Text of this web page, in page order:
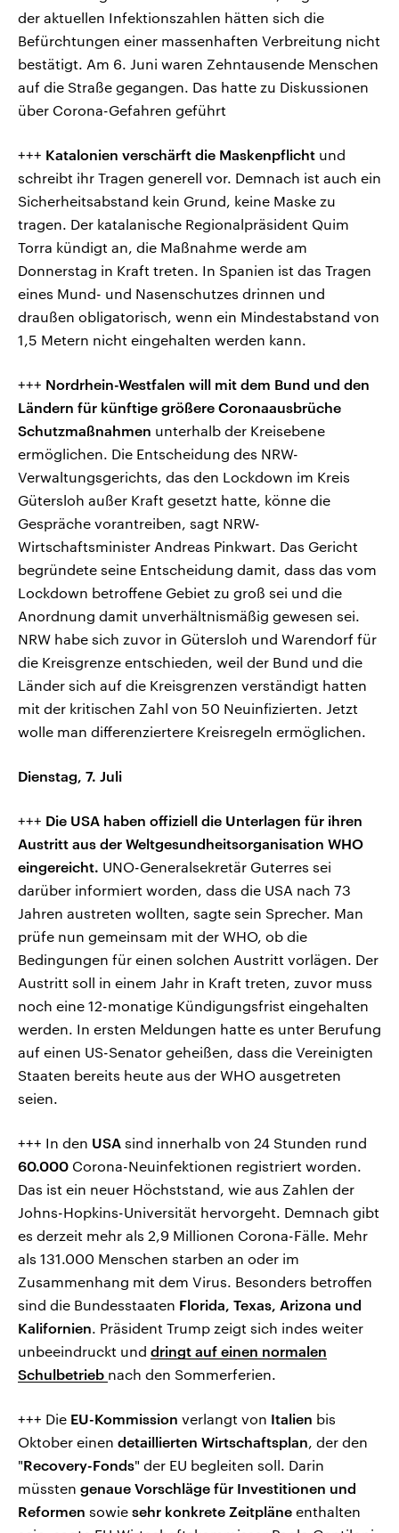
der aktuellen Infektionszahlen hätten sich die
Befürchtungen einer massenhaften Verbreitung nicht
bestätigt. Am 6. Juni waren Zehntausende Menschen
auf die Straße gegangen. Das hatte zu Diskussionen
über Corona-Gefahren geführt
+++ Katalonien verschärft die Maskenpflicht und
schreibt ihr Tragen generell vor. Demnach ist auch ein
Sicherheitsabstand kein Grund, keine Maske zu
tragen. Der katalanische Regionalpräsident Quim
Torra kündigt an, die Maßnahme werde am
Donnerstag in Kraft treten. In Spanien ist das Tragen
eines Mund- und Nasenschutzes drinnen und
draußen obligatorisch, wenn ein Mindestabstand von
1,5 Metern nicht eingehalten werden kann.
+++ Nordrhein-Westfalen will mit dem Bund und den
Ländern für künftige größere Coronaausbrüche
Schutzmaßnahmen unterhalb der Kreisebene
ermöglichen. Die Entscheidung des NRW-
Verwaltungsgerichts, das den Lockdown im Kreis
Gütersloh außer Kraft gesetzt hatte, könne die
Gespräche vorantreiben, sagt NRW-
Wirtschaftsminister Andreas Pinkwart. Das Gericht
begründete seine Entscheidung damit, dass das vom
Lockdown betroffene Gebiet zu groß sei und die
Anordnung damit unverhältnismäßig gewesen sei.
NRW habe sich zuvor in Gütersloh und Warendorf für
die Kreisgrenze entschieden, weil der Bund und die
Länder sich auf die Kreisgrenzen verständigt hatten
mit der kritischen Zahl von 50 Neuinfizierten. Jetzt
wolle man differenziertere Kreisregeln ermöglichen.
Dienstag, 7. Juli
+++ Die USA haben offiziell die Unterlagen für ihren
Austritt aus der Weltgesundheitsorganisation WHO
eingereicht. UNO-Generalsekretär Guterres sei
darüber informiert worden, dass die USA nach 73
Jahren austreten wollten, sagte sein Sprecher. Man
prüfe nun gemeinsam mit der WHO, ob die
Bedingungen für einen solchen Austritt vorlägen. Der
Austritt soll in einem Jahr in Kraft treten, zuvor muss
noch eine 12-monatige Kündigungsfrist eingehalten
werden. In ersten Meldungen hatte es unter Berufung
auf einen US-Senator geheißen, dass die Vereinigten
Staaten bereits heute aus der WHO ausgetreten
seien.
+++ In den USA sind innerhalb von 24 Stunden rund
60.000 Corona-Neuinfektionen registriert worden.
Das ist ein neuer Höchststand, wie aus Zahlen der
Johns-Hopkins-Universität hervorgeht. Demnach gibt
es derzeit mehr als 2,9 Millionen Corona-Fälle. Mehr
als 131.000 Menschen starben an oder im
Zusammenhang mit dem Virus. Besonders betroffen
sind die Bundesstaaten Florida, Texas, Arizona und
Kalifornien. Präsident Trump zeigt sich indes weiter
unbeeindruckt und dringt auf einen normalen
Schulbetrieb nach den Sommerferien.
+++ Die EU-Kommission verlangt von Italien bis
Oktober einen detaillierten Wirtschaftsplan, der den
"Recovery-Fonds" der EU begleiten soll. Darin
müssten genaue Vorschläge für Investitionen und
Reformen sowie sehr konkrete Zeitpläne enthalten